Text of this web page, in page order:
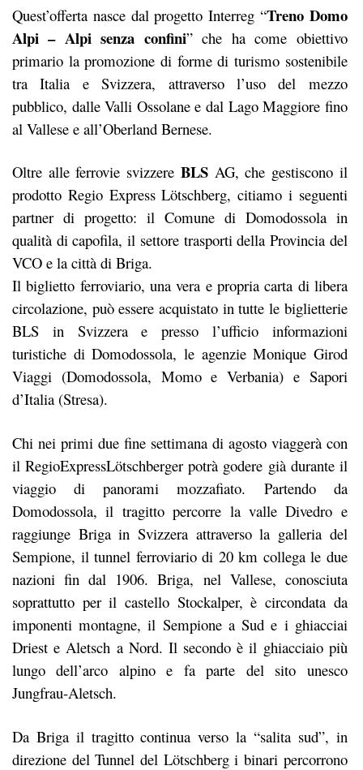
Quest’offerta nasce dal progetto Interreg “Treno Domo
Alpi – Alpi senza confini” che ha come obiettivo
primario la promozione di forme di turismo sostenibile
tra Italia e Svizzera, attraverso l’uso del mezzo
pubblico, dalle Valli Ossolane e dal Lago Maggiore fino
al Vallese e all’Oberland Bernese.
Oltre alle ferrovie svizzere BLSAG, che gestiscono il
prodotto Regio Express Lötschberg, citiamo i seguenti
partner di progetto: il Comune di Domodossola in
qualità di capofila, il settore trasporti della Provincia del
VCO e la città di Briga.
Il biglietto ferroviario, una vera e propria carta di libera
circolazione, può essere acquistato in tutte le biglietterie
BLS in Svizzera e presso l’ufficio informazioni
turistiche di Domodossola, le agenzie Monique Girod
Viaggi (Domodossola, Momo e Verbania) e Sapori
d’Italia (Stresa).
Chi nei primi due fine settimana di agosto viaggerà con
il RegioExpressLötschberger potrà godere già durante il
viaggio di panorami mozzafiato. Partendo da
Domodossola, il tragitto percorre la valle Divedro e
raggiunge Briga in Svizzera attraverso la galleria del
Sempione, il tunnel ferroviario di 20 km collega le due
nazioni fin dal 1906. Briga, nel Vallese, conosciuta
soprattutto per il castello Stockalper, è circondata da
imponenti montagne, il Sempione a Sud e i ghiacciai
Driest e Aletsch a Nord. Il secondo è il ghiacciaio più
lungo dell’arco alpino e fa parte del sito unesco
Jungfrau-Aletsch.
Da Briga il tragitto continua verso la “salita sud”, in
direzione del Tunnel del Lötschberg i binari percorrono